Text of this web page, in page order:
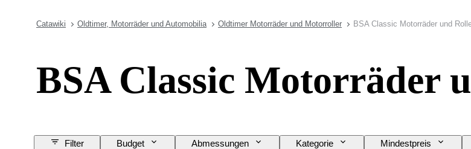
Catawiki Oldtimer, Motorräder und Automobilia Oldtimer Motorräder und Motorroller BSA Classic Motorräder und
BSA Classic Motorräder
Filter Budget Abmessungen Kategorie Mindestpreis